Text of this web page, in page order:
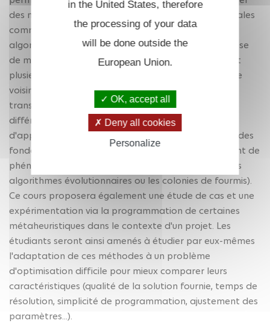
des métaheuristiques (méthodes approchées générales
comme le recuit simulé, la méthode Tabou, les
algorithmes évolutionnaires, etc.). Ce cours se propose
de mettre en relief des éléments communs régissant
plusieurs de ces méthodes (par exemple la notion de
voisinage ou, de façon équivalente, la notion de
transformation élémentaire) ou au contraire les
différences essentielles entre différentes familles
d'approches (en comparant par exemple les méthodes
fondées sur la notion de voisinage et celles s'inspirant de
phénomènes observables dans la nature, comme les
algorithmes évolutionnaires ou les colonies de fourmis).
Ce cours proposera également une étude de cas et une
expérimentation via la programmation de certaines
métaheuristiques dans le contexte d'un projet. Les
étudiants seront ainsi amenés à étudier par eux-mêmes
l'adaptation de ces méthodes à un problème
d'optimisation difficile pour mieux comparer leurs
caractéristiques (qualité de la solution fournie, temps de
résolution, simplicité de programmation, ajustement des
paramètres...).
in the United States, therefore
the processing of your data
will be done outside the
European Union.
OK, accept all
Deny all cookies
Personalize